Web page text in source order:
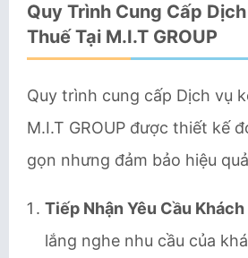
Quy Trình Cung Cấp
Thuế Tại M.I.T GROUP
Quy trình cung cấp Dịch vụ
M.I.T GROUP được thiết kế
gọn nhưng đảm bảo hiệu
Tiếp Nhận Yêu Cầu Khách
lắng nghe nhu cầu của